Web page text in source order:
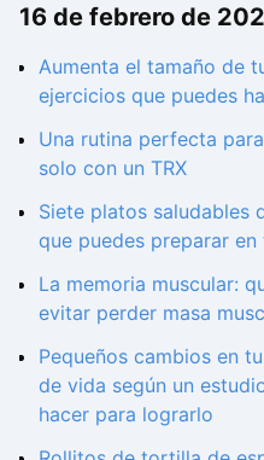
16 de febrero de
Aumenta el tamaño de
ejercicios que puedes
Una rutina perfecta
solo con un TRX
Siete platos saludables
que puedes preparar
La memoria muscular:
evitar perder masa
Pequeños cambios en
de vida según un
hacer para lograrlo